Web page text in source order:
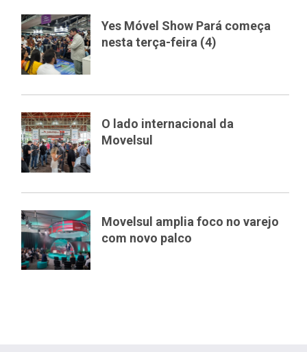
Yes Móvel Show Pará começa
nesta terça-feira (4)
O lado internacional da
Movelsul
Movelsul amplia foco no varejo
com novo palco